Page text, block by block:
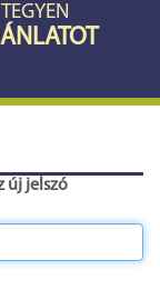
TEGYEN
új jelszó